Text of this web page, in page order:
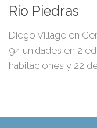
Río Piedras
Diego Village en
94 unidades en 2
habitaciones y 22